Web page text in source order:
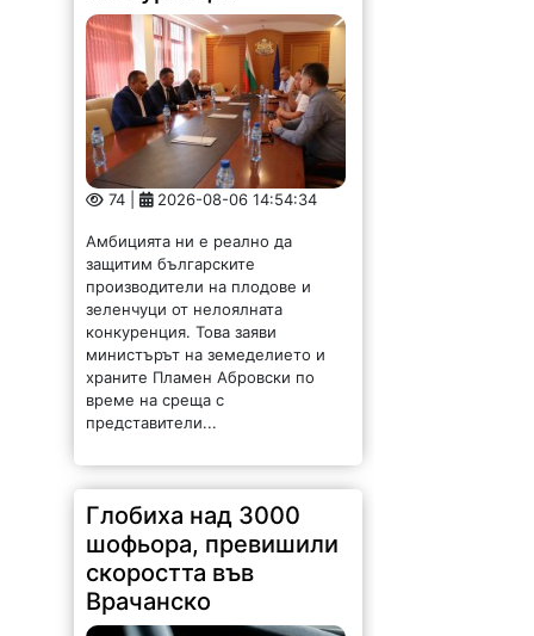
74 | 2026-08-06 14:54:34
Амбицията ни е реално да
защитим българските
производители на плодове и
зеленчуци от нелоялната
конкуренция. Това заяви
министърът на земеделието и
храните Пламен Абровски по
време на среща с
представители...
Глобиха над 3000
шофьора, превишили
скоростта във
Врачанско